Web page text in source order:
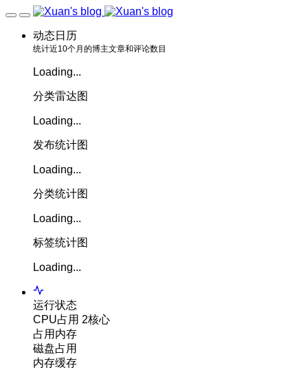
动态日历
统计近10个月的博主文章和评论数目
Loading...
分类雷达图
Loading...
发布统计图
Loading...
分类统计图
Loading...
标签统计图
Loading...
运行状态
CPU占用 2核心
占用内存
磁盘占用
内存缓存